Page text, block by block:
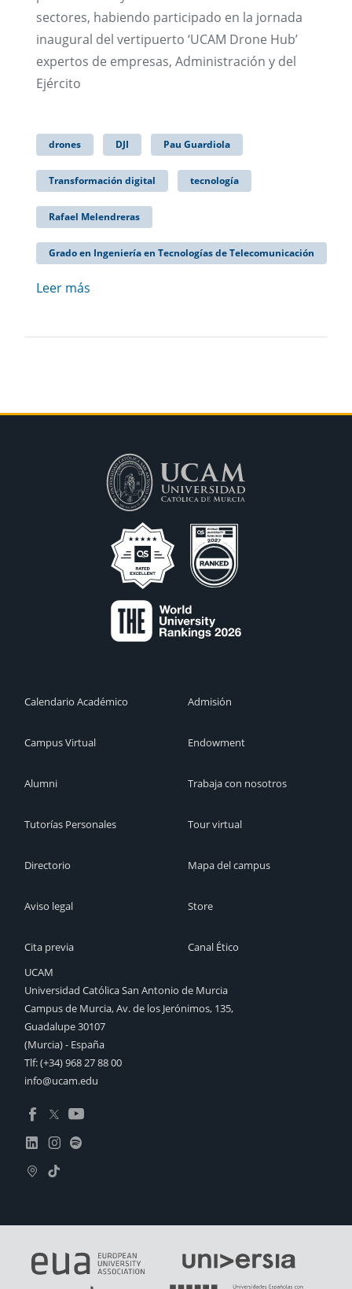
sectores, habiendo participado en la jornada
inaugural del vertipuerto ‘UCAM Drone Hub’
expertos de empresas, Administración y del
Ejército
drones DJI Pau Guardiola
Transformación digital tecnología
Rafael Melendreras
Grado en Ingeniería en Tecnologías de Telecomunicación
Leer más
Calendario Académico
Campus Virtual
Alumni
Tutorías Personales
Directorio
Aviso legal
Cita previa
Admisión
Endowment
Trabaja con nosotros
Tour virtual
Mapa del campus
Store
Canal Ético
UCAM
Universidad Católica San Antonio de Murcia
Campus de Murcia, Av. de los Jerónimos, 135,
Guadalupe 30107
(Murcia) - España
Tlf:(+34) 968 27 88 00
info@ucam.edu